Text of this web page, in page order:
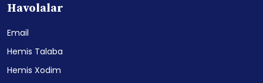
Havolalar
Email
Hemis Talaba
Hemis Xodim